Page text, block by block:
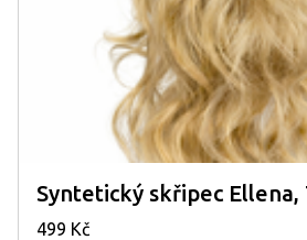
Syntetický skřipec Ellena,
499 Kč